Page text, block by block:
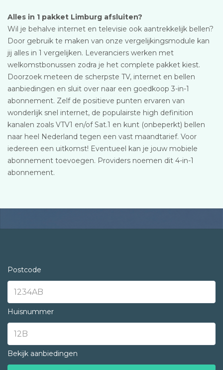
Alles in 1 pakket Limburg afsluiten?
Wil je behalve internet en televisie ook aantrekkelijk bellen?
Door gebruik te maken van onze vergelijkingsmodule kan
jij alles in 1 vergelijken. Leveranciers werken met
welkomstbonussen zodra je het complete pakket kiest.
Doorzoek meteen de scherpste TV, internet en bellen
aanbiedingen en sluit over naar een goedkoop 3-in-1
abonnement. Zelf de positieve punten ervaren van
wonderlijk snel internet, de populairste high definition
kanalen zoals VTV1 en/of Sat.1 en kunt (onbeperkt) bellen
naar heel Nederland tegen een vast maandtarief. Voor
iedereen een uitkomst! Eventueel kan je jouw mobiele
abonnement toevoegen. Providers noemen dit 4-in-1
abonnement.
Postcode
Huisnummer
Bekijk aanbiedingen